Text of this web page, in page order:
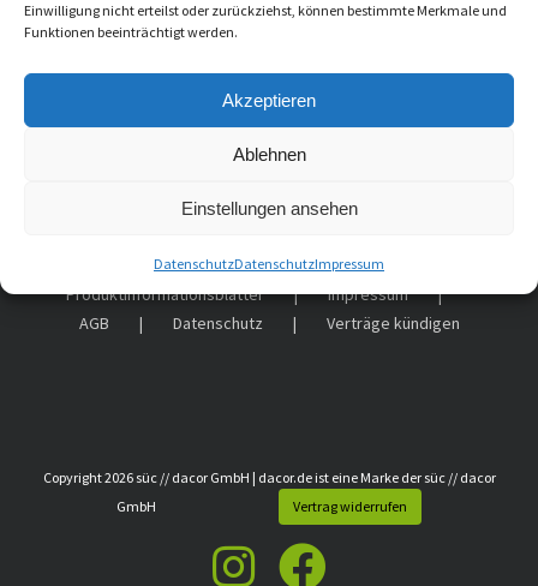
Einwilligung nicht erteilst oder zurückziehst, können bestimmte Merkmale und
Funktionen beeinträchtigt werden.
Akzeptieren
Ablehnen
Einstellungen ansehen
DatenschutzDatenschutzImpressum
Produktinformationsblätter
Impressum
AGB
Datenschutz Verträge kündigen
Copyright2026süc // dacor GmbH | dacor.de ist eine Marke der süc // dacor
GmbH
Vertrag widerrufen
Instagram
Facebook